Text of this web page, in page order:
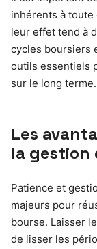
inhérents à toute
leur effet tend à
cycles boursiers
outils essentiels
sur le long terme.
Les
la gestion
Patience et
majeurs pour
bourse. Laisser
de lisser les